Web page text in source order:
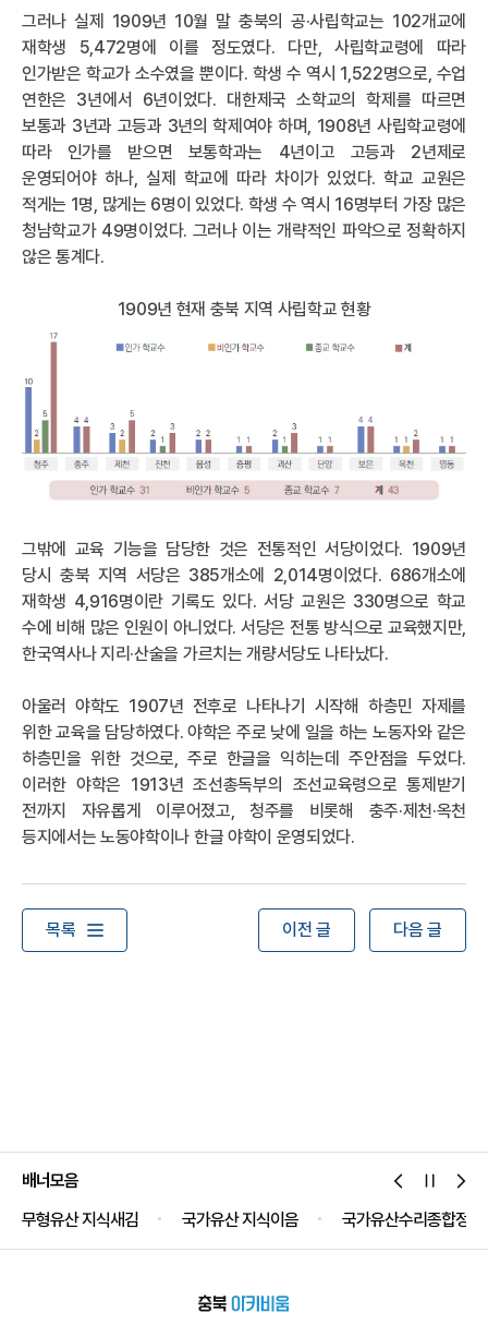
그러나 실제 1909년 10월 말 충북의 공·사립학교는 102개교에
재학생 5,472명에 이를 정도였다. 다만, 사립학교령에 따라
인가받은 학교가 소수였을 뿐이다. 학생 수 역시 1,522명으로, 수업
연한은 3년에서 6년이었다. 대한제국 소학교의 학제를 따르면
보통과 3년과 고등과 3년의 학제여야 하며, 1908년 사립학교령에
따라 인가를 받으면 보통학과는 4년이고 고등과 2년제로
운영되어야 하나, 실제 학교에 따라 차이가 있었다. 학교 교원은
적게는 1명, 많게는 6명이 있었다. 학생 수 역시 16명부터 가장 많은
청남학교가 49명이었다. 그러나 이는 개략적인 파악으로 정확하지
않은 통계다.
1909년 현재 충북 지역 사립학교 현황
그밖에 교육 기능을 담당한 것은 전통적인 서당이었다. 1909년
당시 충북 지역 서당은 385개소에 2,014명이었다. 686개소에
재학생 4,916명이란 기록도 있다. 서당 교원은 330명으로 학교
수에 비해 많은 인원이 아니었다. 서당은 전통 방식으로 교육했지만,
한국역사나 지리·산술을 가르치는 개량서당도 나타났다.
아울러 야학도 1907년 전후로 나타나기 시작해 하층민 자제를
위한 교육을 담당하였다. 야학은 주로 낮에 일을 하는 노동자와 같은
하층민을 위한 것으로, 주로 한글을 익히는데 주안점을 두었다.
이러한 야학은 1913년 조선총독부의 조선교육령으로 통제받기
전까지 자유롭게 이루어졌고, 청주를 비롯해 충주·제천·옥천
등지에서는 노동야학이나 한글 야학이 운영되었다.
목록 이전 글 다음 글
배너모음
국가유산 지식이음
국가유산수리종합정보시스템 국가유